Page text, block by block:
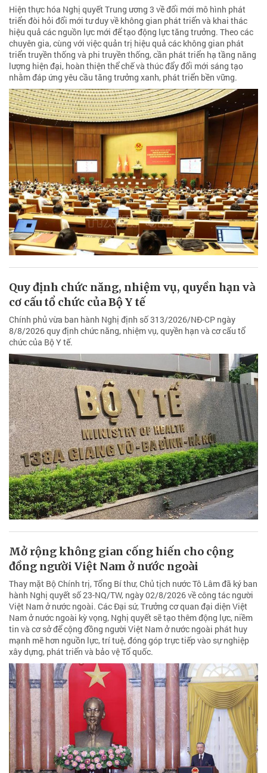
Hiện thực hóa Nghị quyết Trung ương 3 về đổi mới mô hình phát
triển đòi hỏi đổi mới tư duy về không gian phát triển và khai thác
hiệu quả các nguồn lực mới để tạo động lực tăng trưởng. Theo các
chuyên gia, cùng với việc quản trị hiệu quả các không gian phát
triển truyền thống và phi truyền thống, cần phát triển hạ tầng năng
lượng hiện đại, hoàn thiện thể chế và thúc đẩy đổi mới sáng tạo
nhằm đáp ứng yêu cầu tăng trưởng xanh, phát triển bền vững.
Quy định chức năng, nhiệm vụ, quyền hạn và
cơ cấu tổ chức của Bộ Y tế
Chính phủ vừa ban hành Nghị định số 313/2026/NĐ-CP ngày
8/8/2026 quy định chức năng, nhiệm vụ, quyền hạn và cơ cấu tổ
chức của Bộ Y tế.
Mở rộng không gian cống hiến cho cộng
đồng người Việt Nam ở nước ngoài
Thay mặt Bộ Chính trị, Tổng Bí thư, Chủ tịch nước Tô Lâm đã ký ban
hành Nghị quyết số 23-NQ/TW, ngày 02/8/2026 về công tác người
Việt Nam ở nước ngoài. Các Đại sứ, Trưởng cơ quan đại diện Việt
Nam ở nước ngoài kỳ vọng, Nghị quyết sẽ tạo thêm động lực, niềm
tin và cơ sở để cộng đồng người Việt Nam ở nước ngoài phát huy
mạnh mẽ hơn nguồn lực, trí tuệ, đóng góp trực tiếp vào sự nghiệp
xây dựng, phát triển và bảo vệ Tổ quốc.